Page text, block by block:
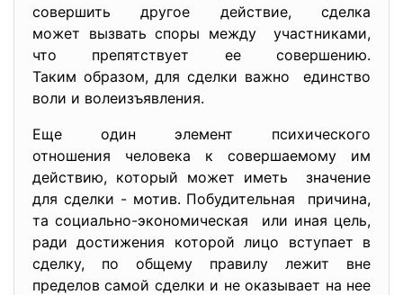
совершить другое действие, сделка
может вызвать споры между участниками,
что препятствует ее совершению.
Таким образом, для сделки важно единство
воли и волеизъявления.
Еще один элемент психического
отношения человека к совершаемому им
действию, который может иметь значение
для сделки - мотив. Побудительная причина,
та социально-экономическая или иная цель,
ради достижения которой лицо вступает в
сделку, по общему правилу лежит вне
пределов самой сделки и не оказывает на нее